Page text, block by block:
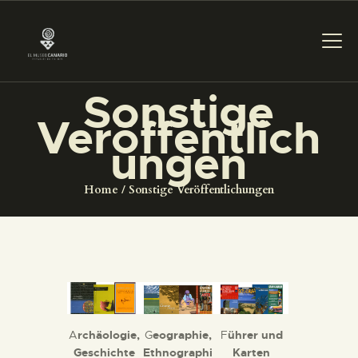
Sonstige
Veröffentlich
ungen
Home Sonstige Veröffentlichungen
DAS MUSEUM
DIENSTLEISTUNGEN
DIGITALE RESSOURCEN
DAS MUSEUM
Archäologie,
Geschichte
Geographie,
Ethnographi
Führer und
Karten